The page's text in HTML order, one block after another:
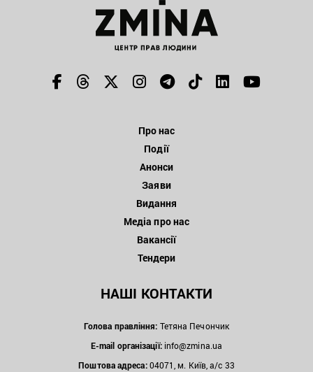
Про нас
Події
Анонси
Заяви
Видання
Медіа про нас
Вакансії
Тендери
НАШІ КОНТАКТИ
Голова правління: Тетяна Печончик
E-mail організації: info@zmina.ua
Поштова адреса:04071, м. Київ, а/с 33